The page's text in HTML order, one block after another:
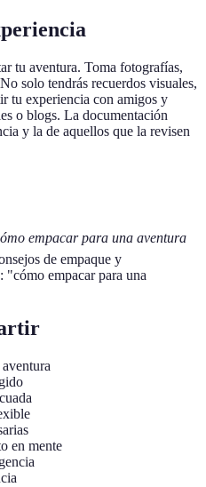
tu aventura. Toma fotografías,
solo tendrás recuerdos visuales,
tu experiencia con amigos y
o blogs. La documentación
y la de aquellos que la revisen
empacar para una aventura
de empaque y
"cómo empacar para una
en mente